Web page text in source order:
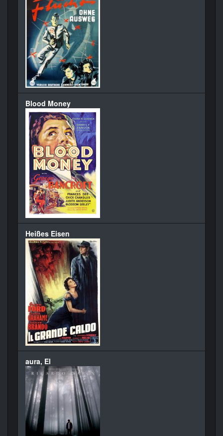
Blood Money
Heißes Eisen
aura, El